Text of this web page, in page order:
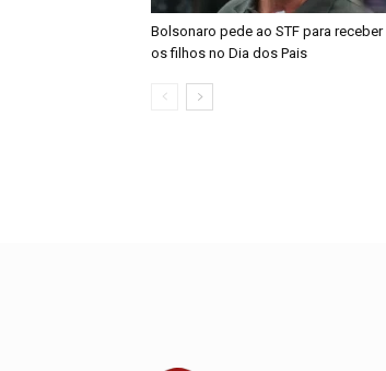
Bolsonaro pede ao STF para receber
os filhos no Dia dos Pais